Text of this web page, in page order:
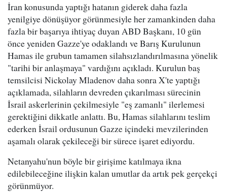
İran konusunda yaptığı hatanın giderek daha fazla
yenilgiye dönüşüyor görünmesiyle her zamankinden daha
fazla bir başarıya ihtiyaç duyan ABD Başkanı, 10 gün
önce yeniden Gazze'ye odaklandı ve Barış Kurulunun
Hamas ile grubun tamamen silahsızlandırılmasına yönelik
"tarihi bir anlaşmaya" vardığını açıkladı. Kurulun baş
temsilcisi Nickolay Mladenov daha sonra X'te yaptığı
açıklamada, silahların devreden çıkarılması sürecinin
İsrail askerlerinin çekilmesiyle "eş zamanlı" ilerlemesi
gerektiğini dikkatle anlattı. Bu, Hamas silahlarını teslim
ederken İsrail ordusunun Gazze içindeki mevzilerinden
aşamalı olarak çekileceği bir sürece işaret ediyordu.
Netanyahu'nun böyle bir girişime katılmaya ikna
edilebileceğine ilişkin kalan umutlar da artık pek gerçekçi
görünmüyor.